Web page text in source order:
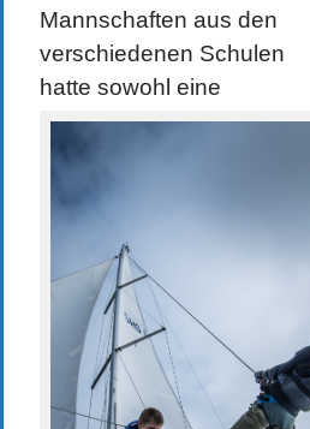
Mannschaften aus den
verschiedenen Schulen
hatte sowohl eine